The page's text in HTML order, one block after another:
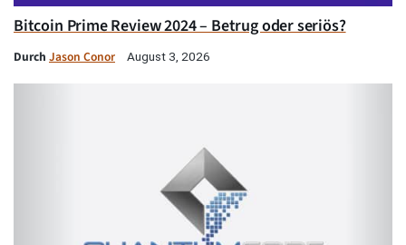
Bitcoin Prime Review 2024 – Betrug oder seriös?
Durch Jason Conor August 3, 2026